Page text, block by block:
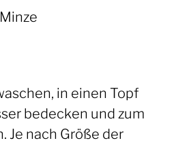
in einen Topf
bedecken und zum
Je nach Größe der